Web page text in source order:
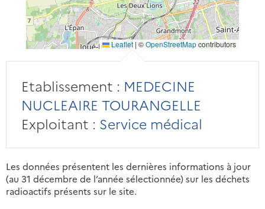
Leaflet|©OpenStreetMapcontributors
Etablissement : MEDECINE
NUCLEAIRE TOURANGELLE
Exploitant : Service médical
Les données présentent les dernières informations à jour
(au 31 décembre de l’année sélectionnée) sur les déchets
radioactifs présents sur le site.